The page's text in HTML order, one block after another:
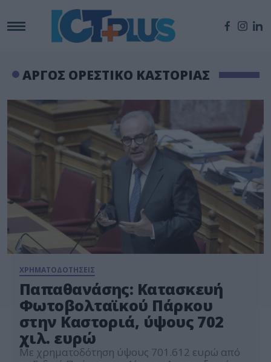
ΑΡΓΟΣ ΟΡΕΣΤΙΚΟ ΚΑΣΤΟΡΙΑΣ
ΧΡΗΜΑΤΟΔΟΤΗΣΕΙΣ
Παπαθανάσης: Κατασκευή
Φωτοβολταϊκού Πάρκου
στην Καστοριά, ύψους 702
χιλ. ευρώ
Με χρηματοδότηση ύψους 701.612 ευρώ από